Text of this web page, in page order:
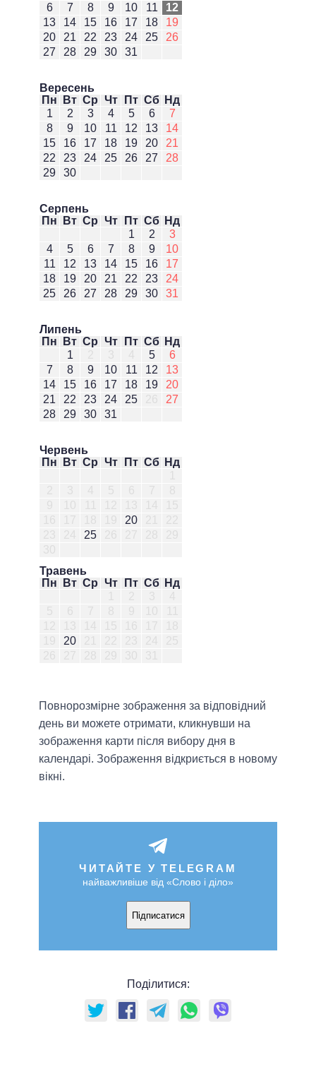
6
7 8 9 10 11
12
13
14 15 16 17 18
19
20
21 22 23 24 25
26
27
28 29 30 31
Вересень
Пн
Вт Ср Чт Пт Сб Нд
1
2 3 4 5 6
7
8
9 10 11 12 13
14
15
16 17 18 19 20
21
22
23 24 25 26 27
28
29
30
Серпень
Пн
Вт Ср Чт Пт Сб Нд
1
2
3
4
5 6 7 8 9
10
11
12 13 14 15 16
17
18
19 20 21 22 23
24
25
26 27 28 29 30 31
Липень
Пн
Вт Ср Чт Пт Сб Нд
1
5
6
7
8 9 10 11 12
13
14
15 16 17 18 19
20
21
22 23 24 25
27
28
29 30 31
Червень
Пн
Вт Ср Чт Пт Сб Нд
20
25
Травень
Пн
Вт Ср Чт Пт Сб Нд
20
Повнорозмірне зображення за відповідний
день ви можете отримати, кликнувши на
зображення карти після вибору дня в
календарі. Зображення відкриється в новому
вікні.
ЧИТАЙТЕ У TELEGRAM
найважливіше від «Слово і діло»
Підписатися
Поділитися: